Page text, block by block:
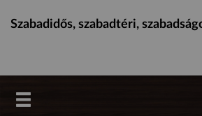
Szabadidős, szabadtéri,